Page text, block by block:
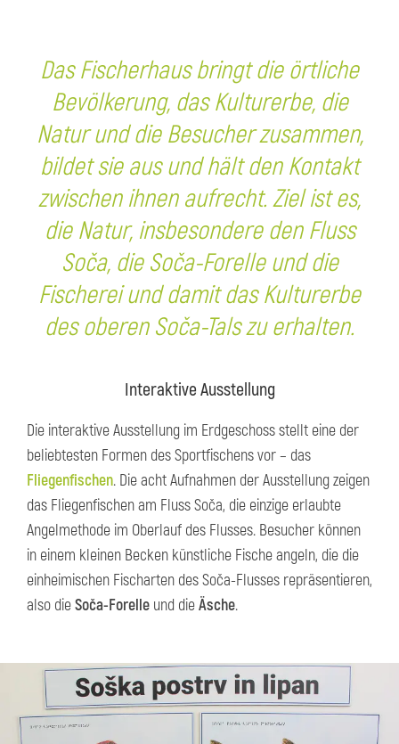
Das Fischerhaus bringt die örtliche
Bevölkerung, das Kulturerbe, die
Natur und die Besucher zusammen,
bildet sie aus und hält den Kontakt
zwischen ihnen aufrecht. Ziel ist es,
die Natur, insbesondere den Fluss
Soča, die Soča-Forelle und die
Fischerei und damit das Kulturerbe
des oberen Soča-Tals zu erhalten.
Interaktive Ausstellung
Die interaktive Ausstellung im Erdgeschoss stellt eine der
beliebtesten Formen des Sportfischens vor – das
Fliegenfischen. Die acht Aufnahmen der Ausstellung zeigen
das Fliegenfischen am Fluss Soča, die einzige erlaubte
Angelmethode im Oberlauf des Flusses. Besucher können
in einem kleinen Becken künstliche Fische angeln, die die
einheimischen Fischarten des Soča-Flusses repräsentieren,
also dieSoča-Forelle und dieÄsche.